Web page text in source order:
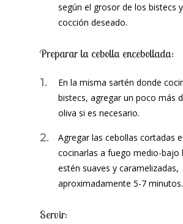
según el grosor de los bistecs
cocción deseado.
Preparar la cebolla encebollada:
En la misma sartén donde
bistecs, agregar un poco más
oliva si es necesario.
Agregar las cebollas cortadas
cocinarlas a fuego medio-bajo
estén suaves y caramelizadas,
aproximadamente 5-7 minutos.
Servir: